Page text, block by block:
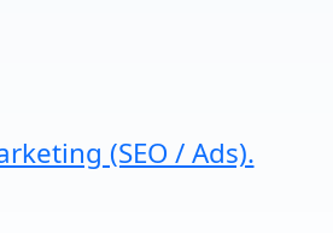
(SEO / Ads).